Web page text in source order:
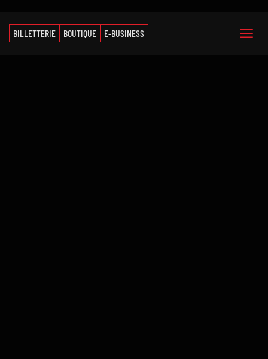
BILLETTERIE BOUTIQUE E-BUSINESS